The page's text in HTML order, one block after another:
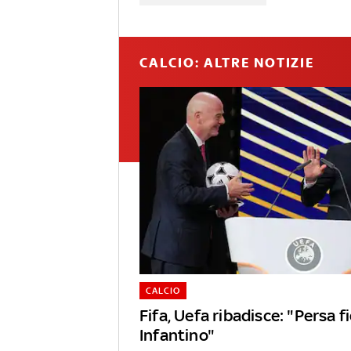
CALCIO: ALTRE NOTIZIE
Fifa, Uefa ribadisce: "Persa
Infantino"
CALCIO